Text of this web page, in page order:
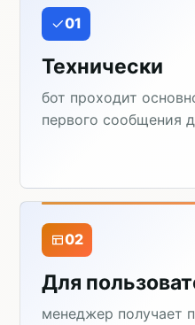
01
Технически
бот проходит
первого сообщения
02
Для
менеджер получает